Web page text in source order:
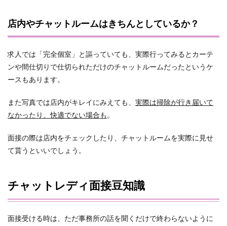
店内やチャットルームはきちんとしているか？
求人では「完全個室」と謳っていても、実際行ってみるとカーテ
ンや間仕切りで仕切られただけのチャットルームだったというケ
ースもあります。
また写真では店内がキレイにみえても、 実際は掃除が行き届いて
なかったり、快適でない場合も 。
面接の際は店内をチェックしたり、チャットルームを実際に見せ
て貰うといいでしょう。
チャットレディ面接豆知識
面接受ける時は、ただ事務所の話を聞くだけで終わらないように